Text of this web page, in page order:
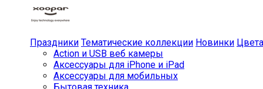
Праздники Тематические коллекции Новинки Цвета
Action и USB веб камеры
Аксессуары для iPhone и iPad
Аксессуары для мобильных